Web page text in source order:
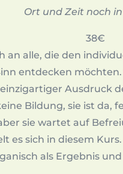
Ort und Zeit noch
38€
an alle, die den
entdecken
Ausdruck
Bildung, sie ist da,
sie wartet auf
es sich in diesem
als Ergebnis